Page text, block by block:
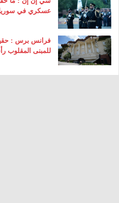
عسكري في
فرانس برس :
للمبنى المقلوب